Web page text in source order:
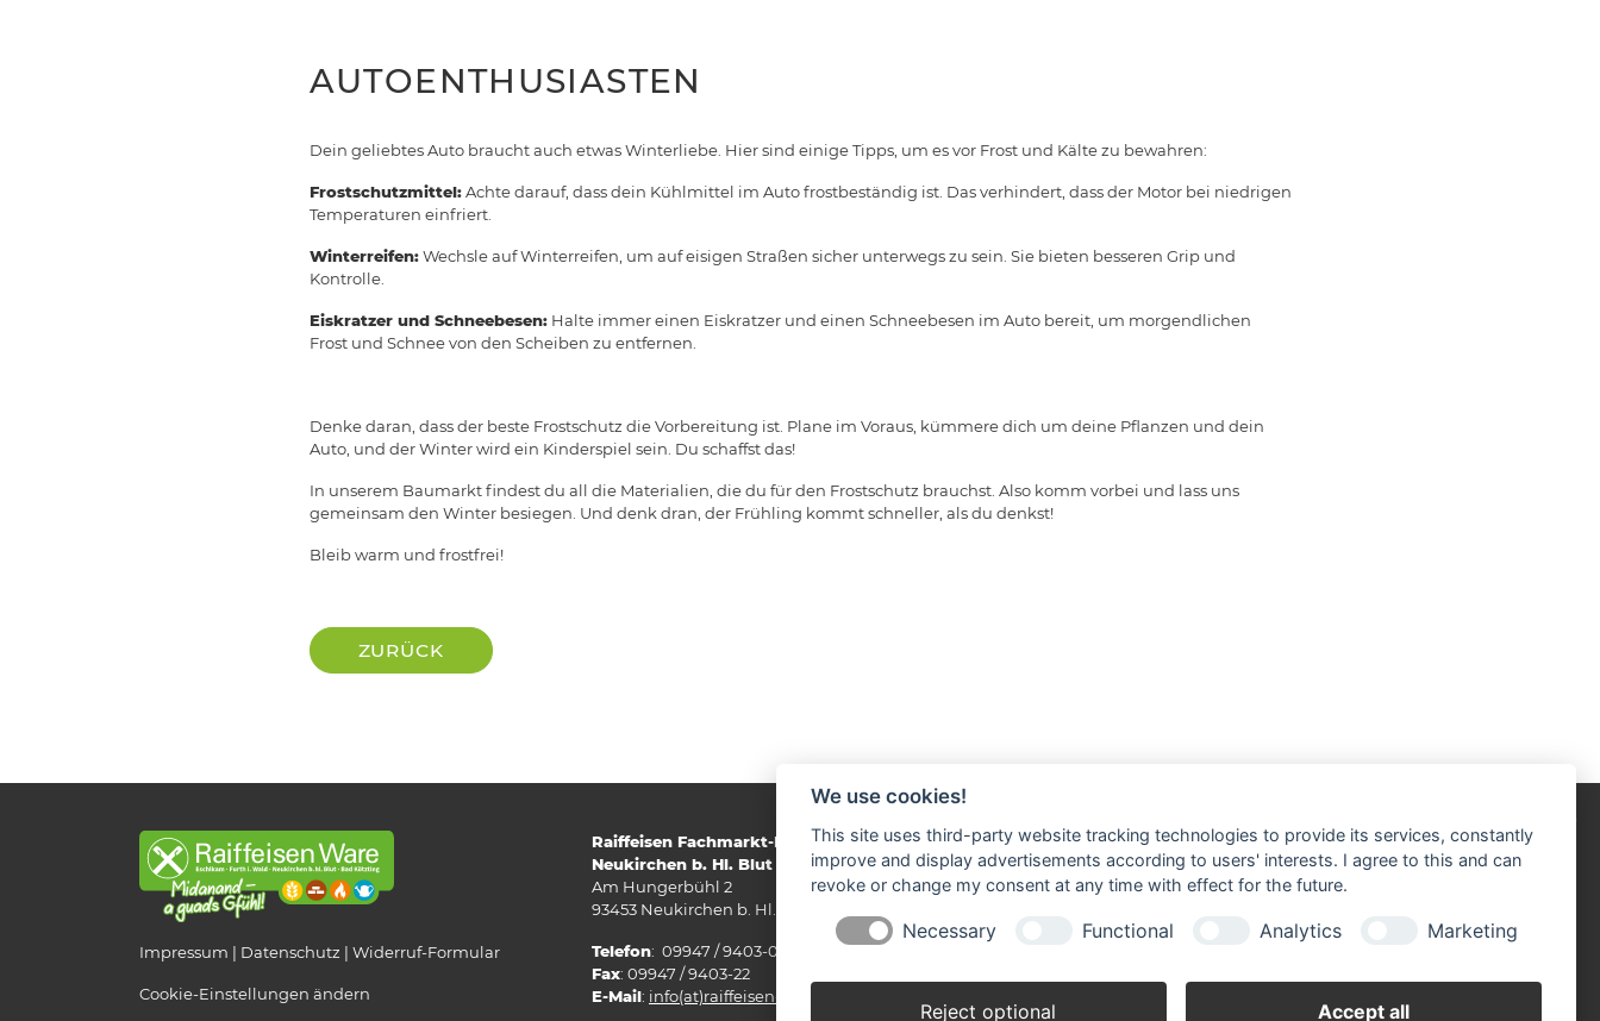
AUTOENTHUSIASTEN
Dein geliebtes Auto braucht auch etwas Winterliebe. Hier sind einige Tipps, um es vor Frost und Kälte zu bewahren:
Frostschutzmittel:Achte darauf, dass dein Kühlmittel im Auto frostbeständig ist. Das verhindert, dass der Motor bei niedrigen
Temperaturen einfriert.
Winterreifen:Wechsle auf Winterreifen, um auf eisigen Straßen sicher unterwegs zu sein. Sie bieten besseren Grip und
Kontrolle.
Eiskratzer und Schneebesen:Halte immer einen Eiskratzer und einen Schneebesen im Auto bereit, um morgendlichen
Frost und Schnee von den Scheiben zu entfernen.
Denke daran, dass der beste Frostschutz die Vorbereitung ist. Plane im Voraus, kümmere dich um deine Pflanzen und dein
Auto, und der Winter wird ein Kinderspiel sein. Du schaffst das!
In unserem Baumarkt findest du all die Materialien, die du für den Frostschutz brauchst. Also komm vorbei und lass uns
gemeinsam den Winter besiegen. Und denk dran, der Frühling kommt schneller, als du denkst!
Bleib warm und frostfrei!
ZURÜCK
Impressum Datenschutz Widerruf-Formular
Cookie-Einstellungen ändern
Raiffeisen Fachmarkt-Lagerhaus
Neukirchen b. Hl. Blut
Am Hungerbühl 2
93453 Neukirchen b. Hl. Blut
Telefon: 09947 / 9403-0
Fax: 09947 / 9403-22
E-Mail: info(at)raiffeisen-fachmarkt.de
SICHERHEITSDATENBLÄTTER
We use cookies!
This site uses third-party website tracking technologies to provide its services, constantly
improve and display advertisements according to users' interests. I agree to this and can
revoke or change my consent at any time with effect for the future.
Necessary Functional Analytics Marketing
Reject optional Accept all